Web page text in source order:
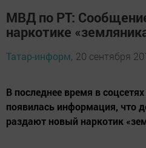
МВД по РТ:
наркотике
Татар-информ, 20 сентября
В последнее время в
появилась информация, что
раздают новый наркотик